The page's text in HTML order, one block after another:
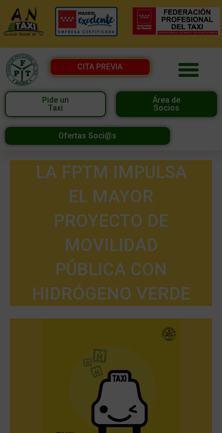
CITA PREVIA
Pide un
Taxi
Área de
Socios
Ofertas Soci@s
LA FPTM IMPULSA
EL MAYOR
PROYECTO DE
MOVILIDAD
PÚBLICA CON
HIDRÓGENO VERDE